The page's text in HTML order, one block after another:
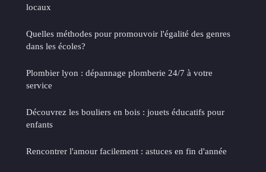
locaux
Quelles méthodes pour promouvoir l'égalité des genres
dans les écoles?
Plombier lyon : dépannage plomberie 24/7 à votre
service
Découvrez les bouliers en bois : jouets éducatifs pour
enfants
Rencontrer l'amour facilement : astuces en fin d'année